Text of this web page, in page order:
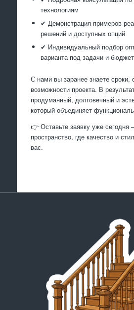
технологиям
✔ Демонстрация примеров
решений и доступных опций
✔ Индивидуальный подбор
варианта под задачи и бюджет
С нами вы заранее знаете сроки,
возможности проекта. В
продуманный, долговечный и
который объединяет
👉 Оставьте заявку уже сегодня
пространство, где качество и
вас.